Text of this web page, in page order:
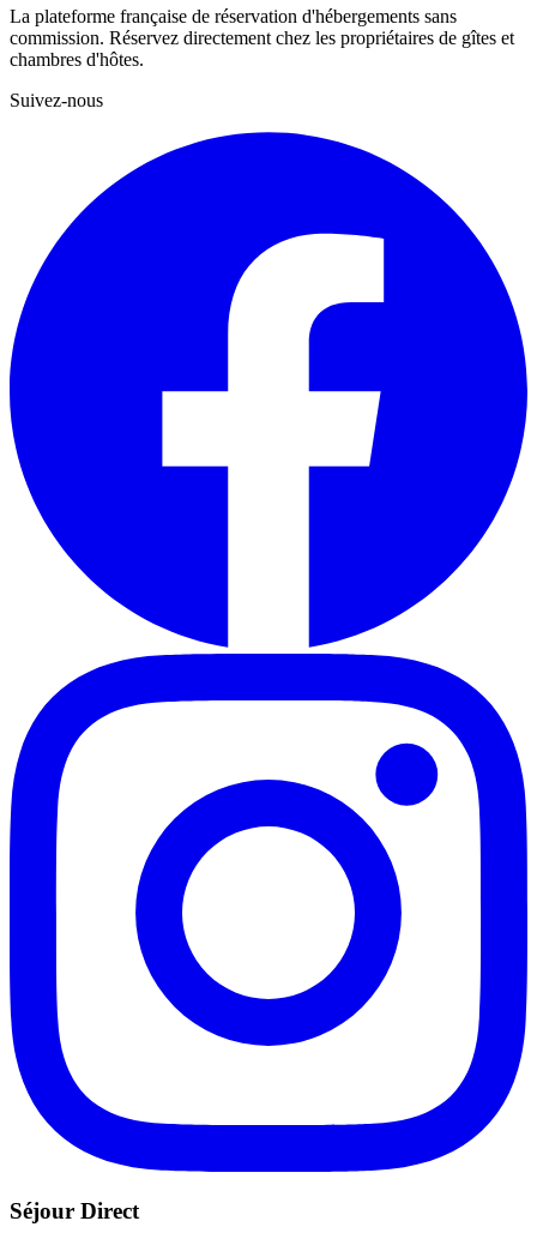
La plateforme française de réservation d'hébergements sans
commission. Réservez directement chez les propriétaires de gîtes et
chambres d'hôtes.
Suivez-nous
Séjour Direct